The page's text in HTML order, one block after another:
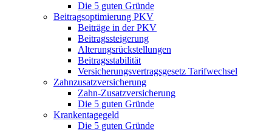
Die 5 guten Gründe
Beitragsoptimierung PKV
Beiträge in der PKV
Beitragssteigerung
Alterungsrückstellungen
Beitragsstabilität
Versicherungsvertragsgesetz Tarifwechsel
Zahnzusatzversicherung
Zahn-Zusatzversicherung
Die 5 guten Gründe
Krankentagegeld
Die 5 guten Gründe